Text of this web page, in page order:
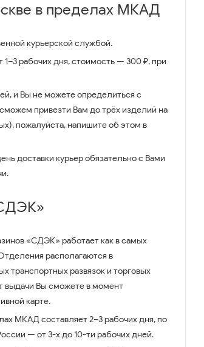
в пределах МКАД
курьерской службой.
рабочих дня, стоимость — 300 ₽, при
и Вы не можете определиться с
привезти Вам до трёх изделий на
пожалуйста, напишите об этом в
доставки курьер обязательно с Вами
«СДЭК» работает как в самых
располагаются в
транспортных развязок и торговых
выдачи Вы сможете в момент
карте.
МКАД составляет 2–3 рабочих дня, по
— от 3-х до 10-ти рабочих дней.